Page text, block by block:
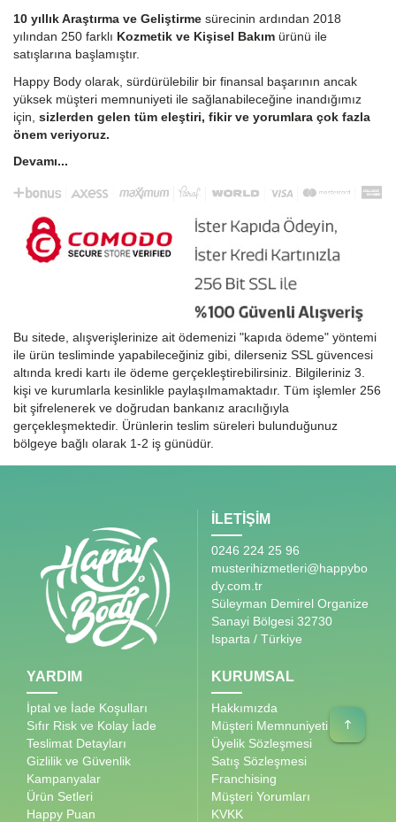
10 yıllık Araştırma ve Geliştirme sürecinin ardından 2018
yılından 250 farklı Kozmetik ve Kişisel Bakım ürünü ile
satışlarına başlamıştır.
Happy Body olarak, sürdürülebilir bir finansal başarının ancak
yüksek müşteri memnuniyeti ile sağlanabileceğine inandığımız
için, sizlerden gelen tüm eleştiri, fikir ve yorumlara çok fazla
önem veriyoruz.
Devamı...
Bu sitede, alışverişlerinize ait ödemenizi "kapıda ödeme" yöntemi
ile ürün tesliminde yapabileceğiniz gibi, dilerseniz SSL güvencesi
altında kredi kartı ile ödeme gerçekleştirebilirsiniz. Bilgileriniz 3.
kişi ve kurumlarla kesinlikle paylaşılmamaktadır. Tüm işlemler 256
bit şifrelenerek ve doğrudan bankanız aracılığıyla
gerçekleşmektedir. Ürünlerin teslim süreleri bulunduğunuz
bölgeye bağlı olarak 1-2 iş günüdür.
İLETİŞİM
0246 224 25 96
musterihizmetleri@happybo
dy.com.tr
Süleyman Demirel Organize
Sanayi Bölgesi 32730
Isparta / Türkiye
YARDIM
İptal ve İade Koşulları
Sıfır Risk ve Kolay İade
Teslimat Detayları
Gizlilik ve Güvenlik
Kampanyalar
Ürün Setleri
Happy Puan
KURUMSAL
Hakkımızda
Müşteri Memnuniyeti
Üyelik Sözleşmesi
Satış Sözleşmesi
Franchising
Müşteri Yorumları
KVKK